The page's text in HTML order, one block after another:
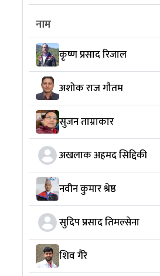
नाम
कृष्ण प्रसाद रिजाल
अशोक राज गौतम
सुजन ताम्राकार
अखलाक अहमद सिद्दिकी
नवीन कुमार श्रेष्ठ
सुदिप प्रसाद तिमल्सेना
शिव गैरे